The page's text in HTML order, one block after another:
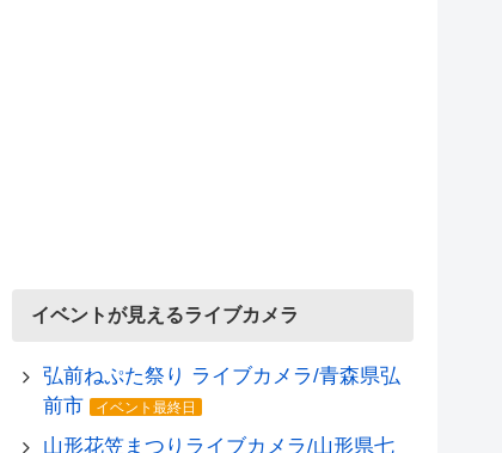
イベントが見えるライブカメラ
弘前ねぷた祭り ライブカメラ/青森県弘
前市
イベント最終日
山形花笠まつりライブカメラ/山形県七